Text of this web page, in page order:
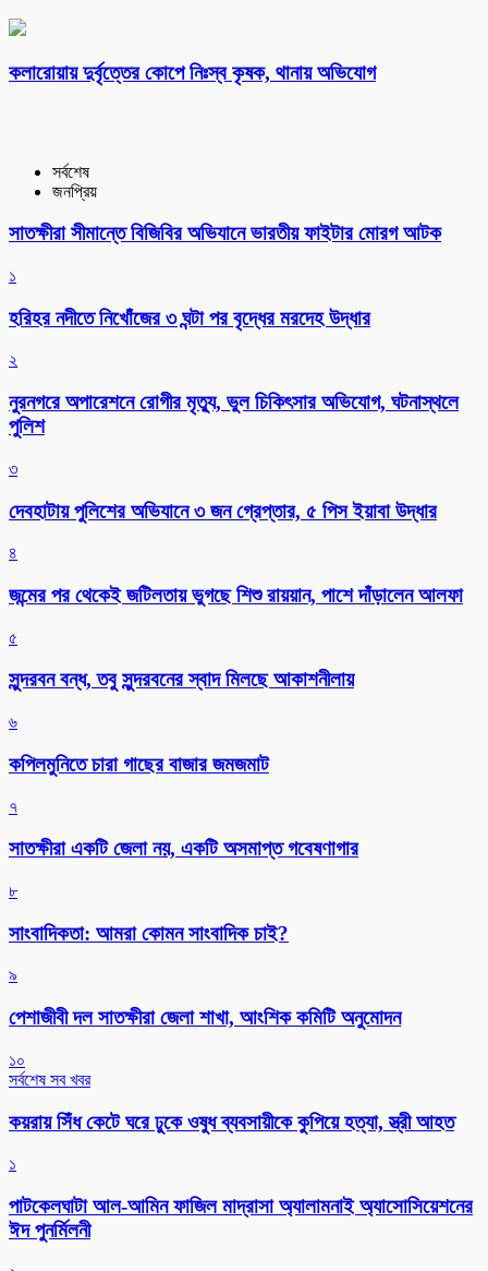
কলারোয়ায় দুর্বৃত্তের কোপে নিঃস্ব কৃষক, থানায় অভিযোগ
সর্বশেষ
জনপ্রিয়
সাতক্ষীরা সীমান্তে বিজিবির অভিযানে ভারতীয় ফাইটার মোরগ আটক
১
হরিহর নদীতে নিখোঁজের ৩ ঘন্টা পর বৃদ্ধের মরদেহ উদ্ধার
২
নুরনগরে অপারেশনে রোগীর মৃত্যু, ভুল চিকিৎসার অভিযোগ, ঘটনাস্থলে
পুলিশ
৩
দেবহাটায় পুলিশের অভিযানে ৩ জন গ্রেপ্তার, ৫ পিস ইয়াবা উদ্ধার
৪
জন্মের পর থেকেই জটিলতায় ভুগছে শিশু রায়য়ান, পাশে দাঁড়ালেন আলফা
৫
সুন্দরবন বন্ধ, তবু সুন্দরবনের স্বাদ মিলছে আকাশনীলায়
৬
কপিলমুনিতে চারা গাছের বাজার জমজমাট
৭
সাতক্ষীরা একটি জেলা নয়, একটি অসমাপ্ত গবেষণাগার
৮
সাংবাদিকতা: আমরা কোমন সাংবাদিক চাই?
৯
পেশাজীবী দল সাতক্ষীরা জেলা শাখা, আংশিক কমিটি অনুমোদন
১০
সর্বশেষ সব খবর
কয়রায় সিঁধ কেটে ঘরে ঢুকে ওষুধ ব্যবসায়ীকে কুপিয়ে হত্যা, স্ত্রী আহত
১
পাটকেলঘাটা আল-আমিন ফাজিল মাদ্রাসা অ্যালামনাই অ্যাসোসিয়েশনের
ঈদ পুনর্মিলনী